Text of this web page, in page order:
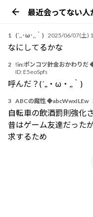
最近会ってない人
1 (´,,･ω･,,｀) 2025/06/07(土)
なにしてるかな
2 !in:ポンコツ針金おかわりだ
ID: E5eoSpfs
呼んだ？(´,,・ω・,,｀)
3 ABCの魔性 ◆abcWwxILEw
自転車の飲酒罰則強化
昔はゲーム友達だった
求するため